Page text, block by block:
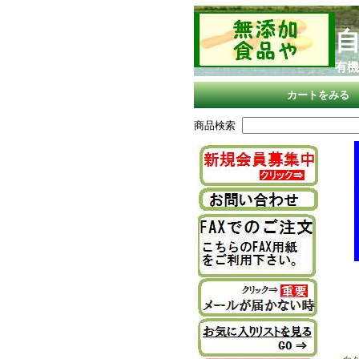
有
カートをみる
商品検索